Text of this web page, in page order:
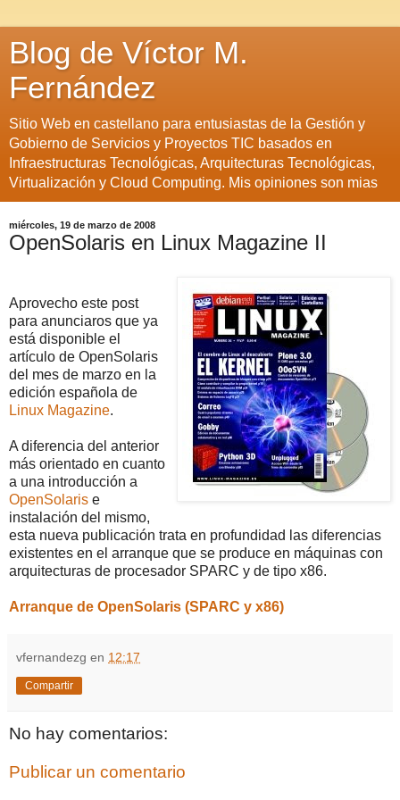
Blog de Víctor M.
Fernández
Sitio Web en castellano para entusiastas de la Gestión y
Gobierno de Servicios y Proyectos TIC basados en
Infraestructuras Tecnológicas, Arquitecturas Tecnológicas,
Virtualización y Cloud Computing. Mis opiniones son mias
miércoles, 19 de marzo de 2008
OpenSolaris en Linux Magazine II
Aprovecho este post
para anunciaros que ya
está disponible el
artículo de OpenSolaris
del mes de marzo en la
edición española de
Linux Magazine.
A diferencia del anterior
más orientado en cuanto
a una introducción a
OpenSolaris e
instalación del mismo,
esta nueva publicación trata en profundidad las diferencias
existentes en el arranque que se produce en máquinas con
arquitecturas de procesador SPARC y de tipo x86.
Arranque de OpenSolaris (SPARC y x86)
vfernandezg en 12:17
Compartir
No hay comentarios:
Publicar un comentario